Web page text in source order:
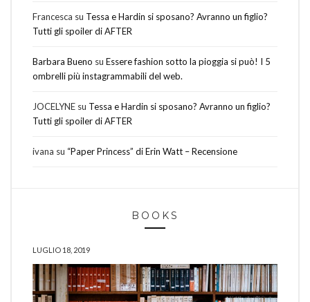
Francesca su Tessa e Hardin si sposano? Avranno un figlio?
Tutti gli spoiler di AFTER
Barbara Bueno su Essere fashion sotto la pioggia si può! I 5
ombrelli più instagrammabili del web.
JOCELYNE su Tessa e Hardin si sposano? Avranno un figlio?
Tutti gli spoiler di AFTER
ivana su “Paper Princess” di Erin Watt – Recensione
BOOKS
LUGLIO 18, 2019